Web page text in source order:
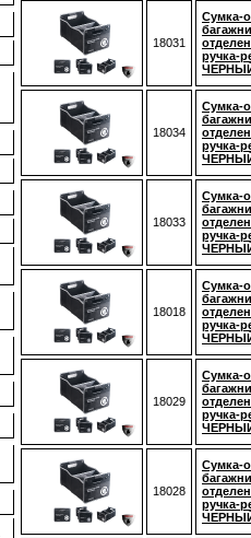
18031
Сумка-
ручка-
18034
Сумка-
ручка-
18033
Сумка-
ручка-
18018
Сумка-
ручка-
18029
Сумка-
ручка-
18028
Сумка-
ручка-